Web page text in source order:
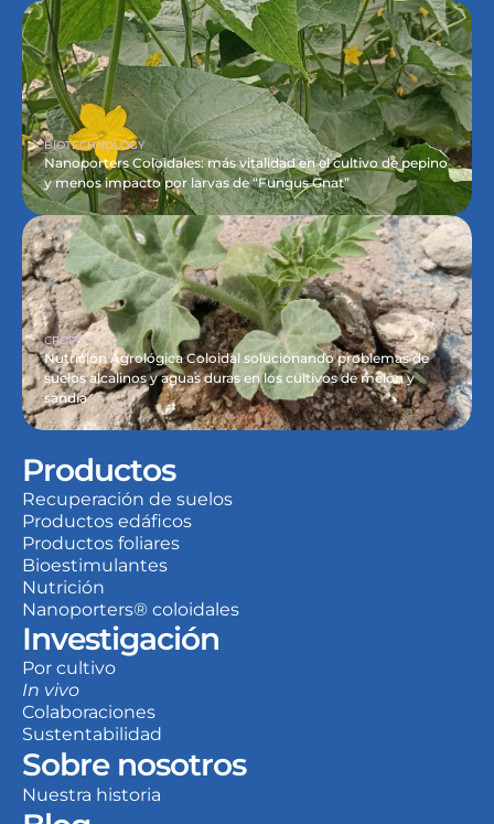
BIOTECHNOLOGY
Nanoporters Coloidales: más vitalidad en el cultivo de pepino
y menos impacto por larvas de “Fungus Gnat”
CROPS
Nutrición Agrológica Coloidal solucionando problemas de
suelos alcalinos y aguas duras en los cultivos de melón y
sandía
Productos
Recuperación de suelos
Productos edáficos
Productos foliares
Bioestimulantes
Nutrición
Nanoporters® coloidales
Investigación
Por cultivo
In vivo
Colaboraciones
Sustentabilidad
Sobre nosotros
Nuestra historia